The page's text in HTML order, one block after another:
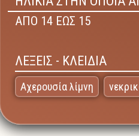
ΑΠΟ 14 ΕΩΣ 15
ΛΕΞΕΙΣ - ΚΛΕΙΔΙΑ
Αχερουσία λίμνη